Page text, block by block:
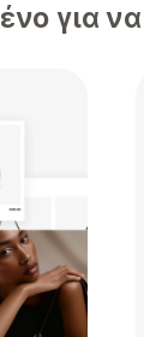
για να